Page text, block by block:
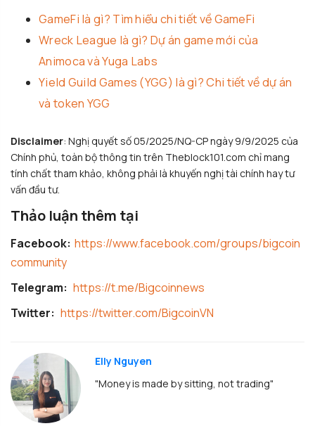
GameFi là gì? Tìm hiểu chi tiết về GameFi
Wreck League là gì? Dự án game mới của
Animoca và Yuga Labs
Yield Guild Games (YGG) là gì? Chi tiết về dự án
và token YGG
Disclaimer: Nghị quyết số 05/2025/NQ-CP ngày 9/9/2025 của
Chính phủ, toàn bộ thông tin trên Theblock101.com chỉ mang
tính chất tham khảo, không phải là khuyến nghị tài chính hay tư
vấn đầu tư.
Thảo luận thêm tại
Facebook: https://www.facebook.com/groups/bigcoin
community
Telegram: https://t.me/Bigcoinnews
Twitter: https://twitter.com/BigcoinVN
Elly Nguyen
"Money is made by sitting, not trading"